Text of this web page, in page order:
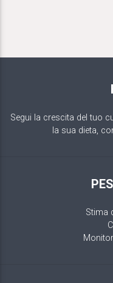
Segui la crescita del tuo
la sua dieta,
Stima